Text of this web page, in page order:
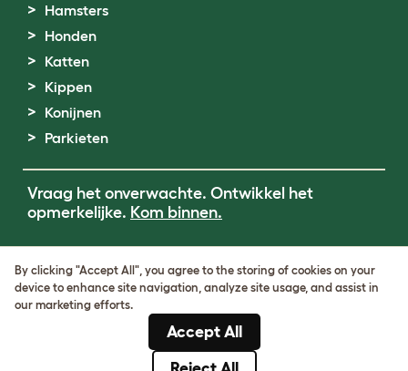
Hamsters
Honden
Katten
Kippen
Konijnen
Parkieten
Vraag het onverwachte. Ontwikkel het
opmerkelijke. Kom binnen.
Cookie & Privacy Policy
Cookie Settings
BTW-nummer: DE317631106
KvK-nummer: 05028498
By clicking "Accept All", you agree to the storing of cookies on your
device to enhance site navigation, analyze site usage, and assist in
our marketing efforts.
Accept All